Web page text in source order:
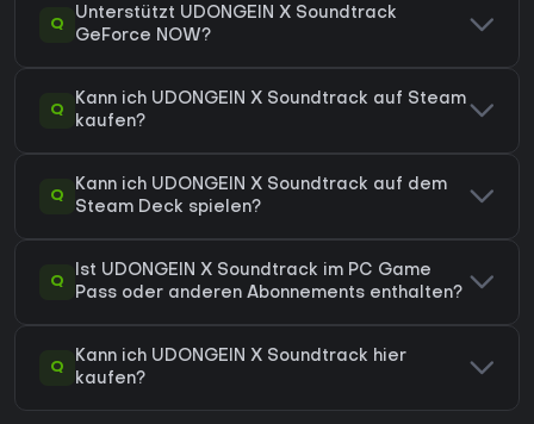
Q
Unterstützt UDONGEIN X Soundtrack
GeForce NOW?
Q
Kann ich UDONGEIN X Soundtrack auf Steam
kaufen?
Q
Kann ich UDONGEIN X Soundtrack auf dem
Steam Deck spielen?
Q
Ist UDONGEIN X Soundtrack im PC Game
Pass oder anderen Abonnements enthalten?
Q
Kann ich UDONGEIN X Soundtrack hier
kaufen?